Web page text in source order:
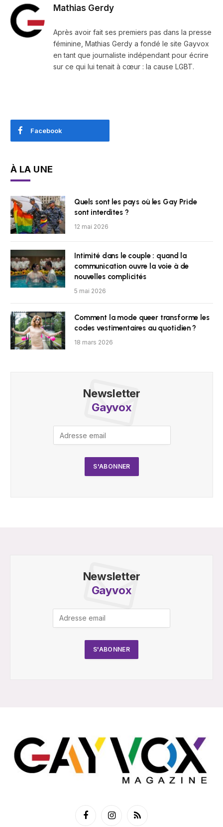
Mathias Gerdy
Après avoir fait ses premiers pas dans la presse
féminine, Mathias Gerdy a fondé le site Gayvox
en tant que journaliste indépendant pour écrire
sur ce qui lui tenait à cœur : la cause LGBT.
Facebook
À LA UNE
Quels sont les pays où les Gay Pride
sont interdites ?
12 mai 2026
Intimité dans le couple : quand la
communication ouvre la voie à de
nouvelles complicités
5 mai 2026
Comment la mode queer transforme les
codes vestimentaires au quotidien ?
18 mars 2026
Newsletter
Gayvox
Newsletter
Gayvox
FacebookInstagramRSS